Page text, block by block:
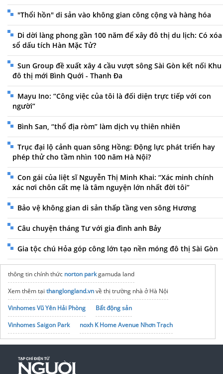
"Thổi hồn" di sản vào không gian công cộng và hàng hóa
Di dời làng phong gần 100 năm để xây đô thị du lịch: Có xóa
sổ dấu tích Hàn Mặc Tử?
Sun Group đề xuất xây 4 cầu vượt sông Sài Gòn kết nối Khu
đô thị mới Bình Quới - Thanh Đa
Mayu Ino: “Công việc của tôi là đối diện trực tiếp với con
người”
Bình San, “thổ địa ròm” làm dịch vụ thiên nhiên
Trục đại lộ cảnh quan sông Hồng: Động lực phát triển hay
phép thử cho tầm nhìn 100 năm Hà Nội?
Con gái của liệt sĩ Nguyễn Thị Minh Khai: “Xác minh chính
xác nơi chôn cất mẹ là tâm nguyện lớn nhất đời tôi”
Bảo vệ không gian di sản thấp tầng ven sông Hương
Câu chuyện tháng Tư với gia đình anh Bảy
Gia tộc chú Hỏa góp công lớn tạo nền móng đô thị Sài Gòn
thông tin chính thức norton parkgamuda land
Xem thêm tại thanglongland.vnvề thị trường nhà ở Hà Nội
Vinhomes Vũ Yên Hải Phòng
Bất động sản
Vinhomes Saigon Park
noxh K Home Avenue Nhơn Trạch
Tập đoàn Bcons Group
mở bánNam Long Thuỷ Nguyêngiá tốt